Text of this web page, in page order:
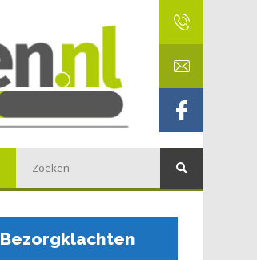
Bezorgklachten